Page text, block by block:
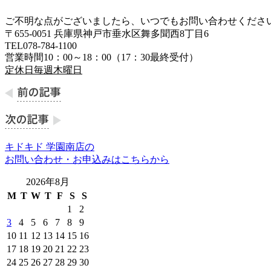
ご不明な点がございましたら、いつでもお問い合わせくださ
〒655-0051 兵庫県神戸市垂水区舞多聞西8丁目6
TEL078-784-1100
営業時間10：00～18：00（17：30最終受付）
定休日毎週木曜日
キドキド 学園南店の
お問い合わせ・お申込みはこちらから
2026年8月
M T W T F S
S
1
2
3
4 5 6 7 8
9
10 11 12 13 14 15 16
17 18 19 20 21 22 23
24 25 26 27 28 29 30